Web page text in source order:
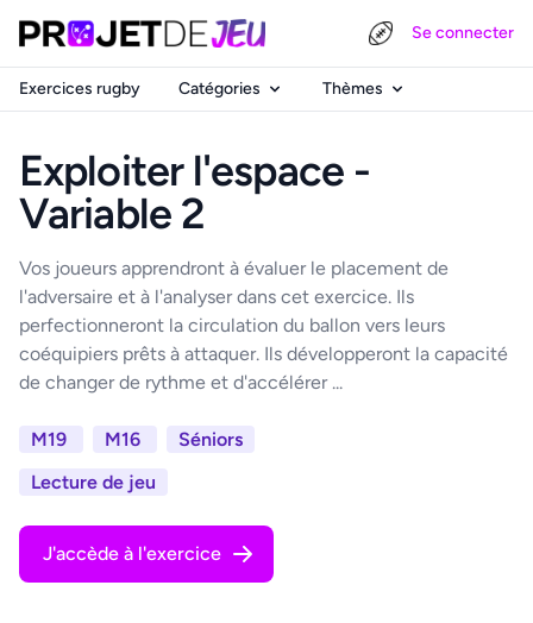
Se connecter
Exercices rugby Catégories Thèmes
Exploiter l'espace -
Variable 2
Vos joueurs apprendront à évaluer le placement de
l'adversaire et à l'analyser dans cet exercice. Ils
perfectionneront la circulation du ballon vers leurs
coéquipiers prêts à attaquer. Ils développeront la capacité
de changer de rythme et d'accélérer ...
M19 M16
Séniors
Lecture de jeu
J'accède à l'exercice